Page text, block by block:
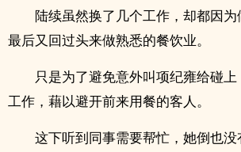
陆续虽然换了几个工作，却都因为
最后又回过头来做熟悉的餐饮业。
只是为了避免意外叫项纪雍给碰
工作，藉以避开前来用餐的客人。
这下听到同事需要帮忙，她倒也